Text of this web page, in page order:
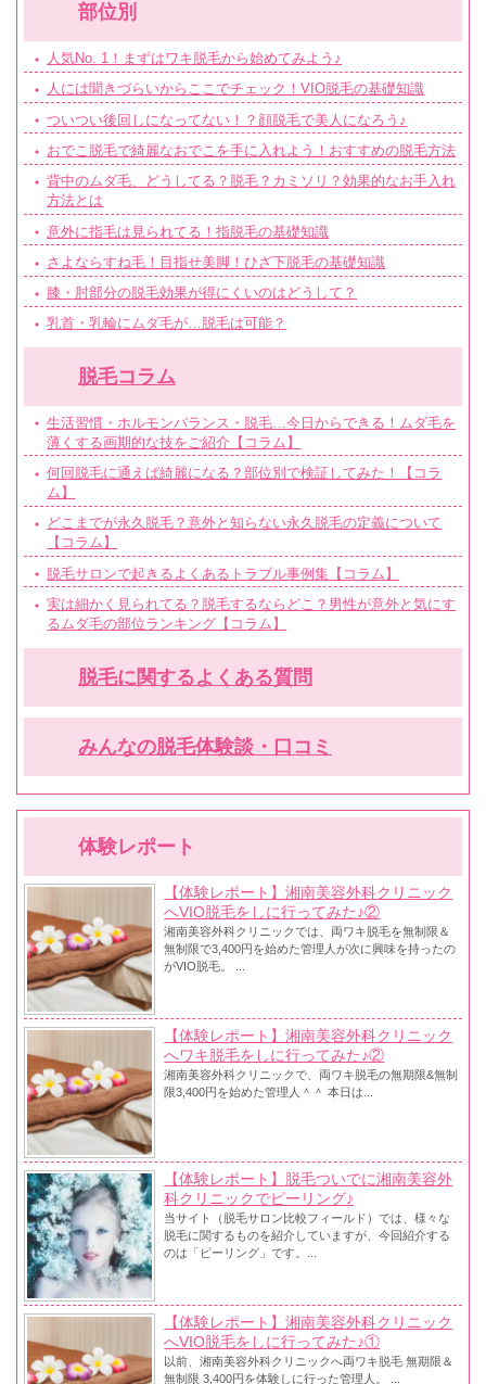
部位別
人気No. 1！まずはワキ脱毛から始めてみよう♪
人には聞きづらいからここでチェック！VIO脱毛の基礎知識
ついつい後回しになってない！？顔脱毛で美人になろう♪
おでこ脱毛で綺麗なおでこを手に入れよう！おすすめの脱毛方法
背中のムダ毛、どうしてる？脱毛？カミソリ？効果的なお手入れ
方法とは
意外に指毛は見られてる！指脱毛の基礎知識
さよならすね毛！目指せ美脚！ひざ下脱毛の基礎知識
膝・肘部分の脱毛効果が得にくいのはどうして？
乳首・乳輪にムダ毛が…脱毛は可能？
脱毛コラム
生活習慣・ホルモンバランス・脱毛…今日からできる！ムダ毛を
薄くする画期的な技をご紹介【コラム】
何回脱毛に通えば綺麗になる？部位別で検証してみた！【コラ
ム】
どこまでが永久脱毛？意外と知らない永久脱毛の定義について
【コラム】
脱毛サロンで起きるよくあるトラブル事例集【コラム】
実は細かく見られてる？脱毛するならどこ？男性が意外と気にす
るムダ毛の部位ランキング【コラム】
脱毛に関するよくある質問
みんなの脱毛体験談・口コミ
体験レポート
【体験レポート】湘南美容外科クリニック
へVIO脱毛をしに行ってみた♪②
湘南美容外科クリニックでは、両ワキ脱毛を無制限＆
無制限で3,400円を始めた管理人が次に興味を持ったの
がVIO脱毛。 ...
【体験レポート】湘南美容外科クリニック
へワキ脱毛をしに行ってみた♪②
湘南美容外科クリニックで、両ワキ脱毛の無期限&無制
限3,400円を始めた管理人＾＾ 本日は...
【体験レポート】脱毛ついでに湘南美容外
科クリニックでピーリング♪
当サイト（脱毛サロン比較フィールド）では、様々な
脱毛に関するものを紹介していますが、今回紹介する
のは「ピーリング」です。...
【体験レポート】湘南美容外科クリニック
へVIO脱毛をしに行ってみた♪①
以前、湘南美容外科クリニックへ両ワキ脱毛 無期限＆
無制限 3,400円を体験しに行った管理人。 ...